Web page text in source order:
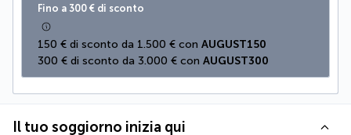
Fino a 300 € di sconto
150 € di sconto da 1.500 € con AUGUST150
300 € di sconto da 3.000 € con AUGUST300
Il tuo soggiorno inizia qui